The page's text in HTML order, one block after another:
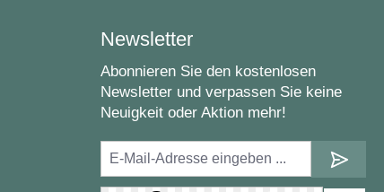
Newsletter
Abonnieren Sie den kostenlosen
Newsletter und verpassen Sie keine
Neuigkeit oder Aktion mehr!